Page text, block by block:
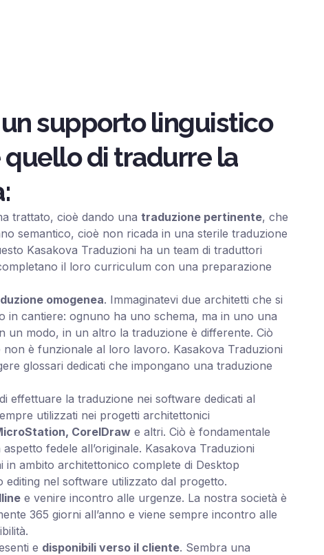
supporto linguistico
quello di tradurre la
trattato, cioè dando una traduzione pertinente, che
semantico, cioè non ricada in una sterile traduzione
Kasakova Traduzioni ha un team di traduttori
il loro curriculum con una preparazione
omogenea. Immaginatevi due architetti che si
in cantiere: ognuno ha uno schema, ma in uno una
un modo, in un altro la traduzione è differente. Ciò
è funzionale al loro lavoro. Kasakova Traduzioni
glossari dedicati che impongano una traduzione
effettuare la traduzione nei software dedicati al
utilizzati nei progetti architettonici
CorelDraw e altri. Ciò è fondamentale
fedele all’originale. Kasakova Traduzioni
in ambito architettonico complete di Desktop
editing nel software utilizzato dal progetto.
e venire incontro alle urgenze. La nostra società è
365 giorni all’anno e viene sempre incontro alle
e disponibili verso il cliente. Sembra una